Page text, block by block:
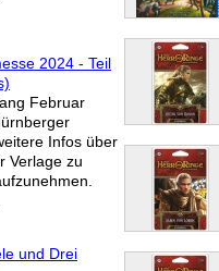
2024 - Teil
Februar
Infos über
Verlage zu
und Drei